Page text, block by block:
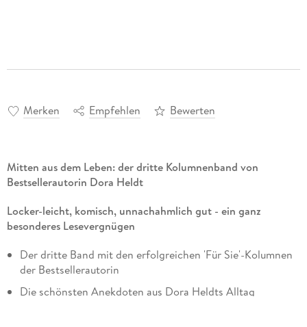
Merken Empfehlen Bewerten
Mitten aus dem Leben: der dritte Kolumnenband von
Bestsellerautorin Dora Heldt
Locker-leicht, komisch, unnachahmlich gut - ein ganz
besonderes Lesevergnügen
Der dritte Band mit den erfolgreichen 'Für Sie'-Kolumnen
der Bestsellerautorin
Die schönsten Anekdoten aus Dora Heldts Alltag